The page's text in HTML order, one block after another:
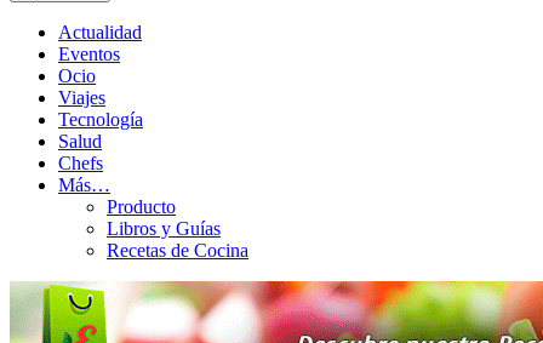
Actualidad
Eventos
Ocio
Viajes
Tecnología
Salud
Chefs
Más…
Producto
Libros y Guías
Recetas de Cocina